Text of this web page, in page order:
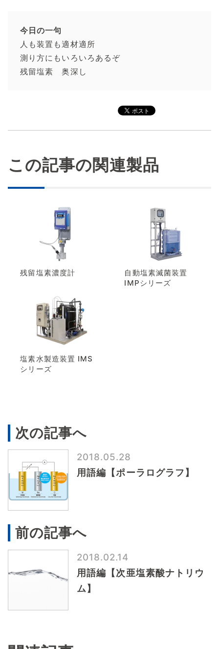
今日の一句
人も装置も適材適所
測り方にもいろいろあるぞ
残留塩素 奥深し
この記事の関連製品
残留塩素濃度計
自動塩素滅菌装置
IMPシリーズ
塩素水製造装置 IMS
シリーズ
次の記事へ
2018.05.28
用語編【ポーラログラフ】
前の記事へ
2018.02.14
用語編【次亜塩素酸ナトリウ
ム】